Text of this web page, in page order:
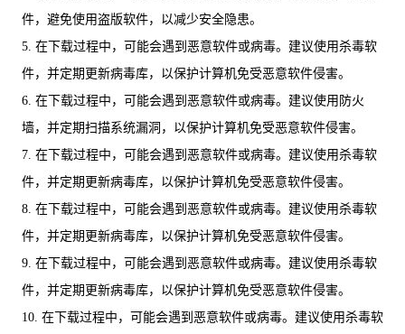
件，避免使用盗版软件，以减少安全隐患。
5. 在下载过程中，可能会遇到恶意软件或病毒。建议使用杀毒软
件，并定期更新病毒库，以保护计算机免受恶意软件侵害。
6. 在下载过程中，可能会遇到恶意软件或病毒。建议使用防火
墙，并定期扫描系统漏洞，以保护计算机免受恶意软件侵害。
7. 在下载过程中，可能会遇到恶意软件或病毒。建议使用杀毒软
件，并定期更新病毒库，以保护计算机免受恶意软件侵害。
8. 在下载过程中，可能会遇到恶意软件或病毒。建议使用杀毒软
件，并定期更新病毒库，以保护计算机免受恶意软件侵害。
9. 在下载过程中，可能会遇到恶意软件或病毒。建议使用杀毒软
件，并定期更新病毒库，以保护计算机免受恶意软件侵害。
10. 在下载过程中，可能会遇到恶意软件或病毒。建议使用杀毒软